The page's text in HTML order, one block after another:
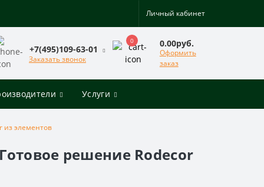
Личный кабинет
+7(495)109-63-01
Заказать звонок
0 0.00руб.
Оформить
заказ
Услуги
из элементов
решение Rodecor